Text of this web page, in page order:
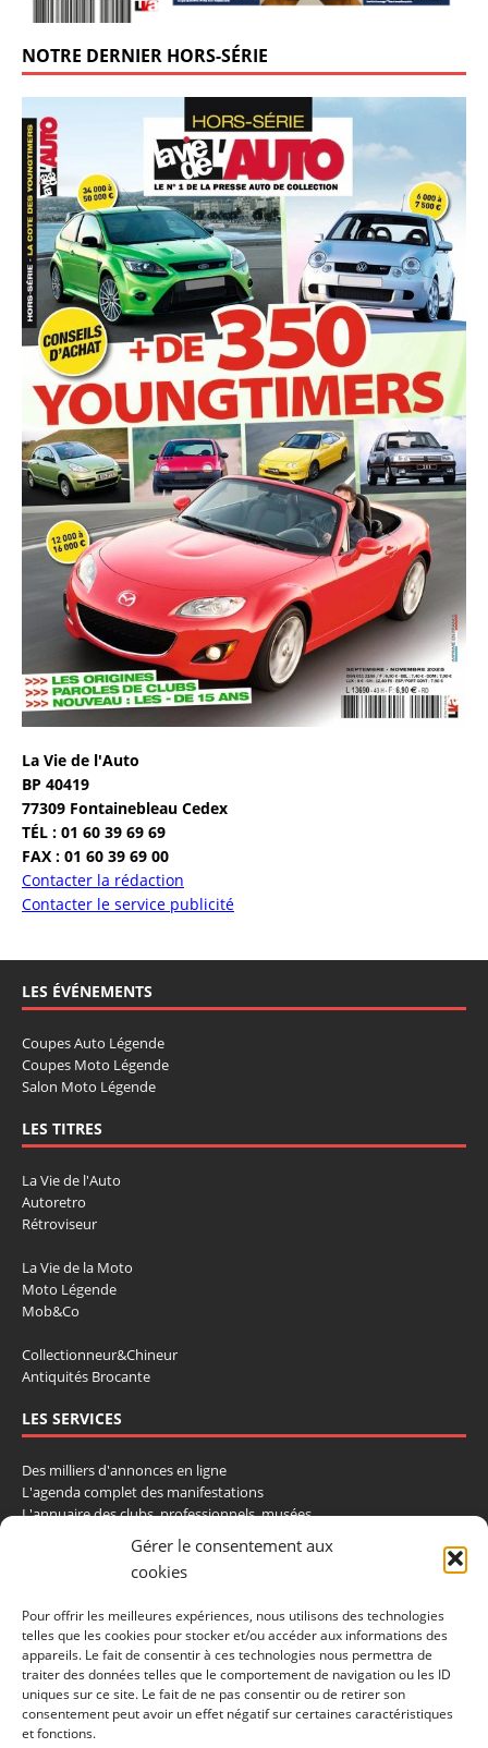
Gérer le consentement aux
cookies
Pour offrir les meilleures expériences, nous utilisons des technologies
telles que les cookies pour stocker et/ou accéder aux informations des
appareils. Le fait de consentir à ces technologies nous permettra de
traiter des données telles que le comportement de navigation ou les ID
uniques sur ce site. Le fait de ne pas consentir ou de retirer son
consentement peut avoir un effet négatif sur certaines caractéristiques
et fonctions.
NOTRE DERNIER HORS-SÉRIE
La Vie de l'Auto
BP 40419
77309 Fontainebleau Cedex
TÉL : 01 60 39 69 69
FAX : 01 60 39 69 00
Contacter la rédaction
Contacter le service publicité
LES ÉVÉNEMENTS
Coupes Auto Légende
Coupes Moto Légende
Salon Moto Légende
LES TITRES
La Vie de l'Auto
Autoretro
Rétroviseur
La Vie de la Moto
Moto Légende
Mob&Co
Collectionneur&Chineur
Antiquités Brocante
LES SERVICES
Des milliers d'annonces en ligne
L'agenda complet des manifestations
L'annuaire des clubs, professionnels, musées
La cote et les ventes aux enchères
La Boutique du Collectionneur
CONTACTEZ-NOUS
LA VIE DE L'AUTO
BP 40419
77309 Fontainebleau Cedex